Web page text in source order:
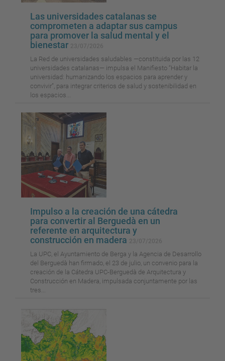
Las universidades catalanas se
comprometen a adaptar sus campus
para promover la salud mental y el
bienestar
La Red de universidades saludables —constituida por las 12
universidades catalanas— impulsa el Manifiesto “Habitar la
universidad: humanizando los espacios para aprender y
convivir”, para integrar criterios de salud y sostenibilidad en
los espacios...
Impulso a la creación de una cátedra
para convertir al Berguedà en un
referente en arquitectura y
construcción en madera
La UPC, el Ayuntamiento de Berga y la Agencia de Desarrollo
del Berguedà han firmado, el 23 de julio, un convenio para la
creación de la Cátedra UPC-Berguedà de Arquitectura y
Construcción en Madera, impulsada conjuntamente por las
tres...